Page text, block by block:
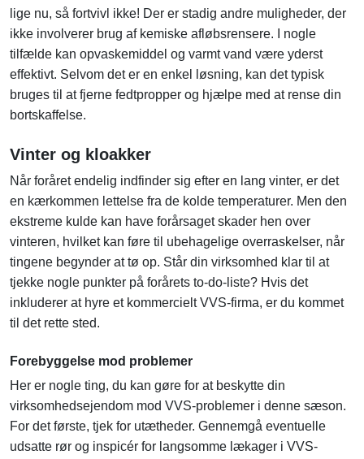
lige nu, så fortvivl ikke! Der er stadig andre muligheder, der
ikke involverer brug af kemiske afløbsrensere. I nogle
tilfælde kan opvaskemiddel og varmt vand være yderst
effektivt. Selvom det er en enkel løsning, kan det typisk
bruges til at fjerne fedtpropper og hjælpe med at rense din
bortskaffelse.
Vinter og kloakker
Når foråret endelig indfinder sig efter en lang vinter, er det
en kærkommen lettelse fra de kolde temperaturer. Men den
ekstreme kulde kan have forårsaget skader hen over
vinteren, hvilket kan føre til ubehagelige overraskelser, når
tingene begynder at tø op. Står din virksomhed klar til at
tjekke nogle punkter på forårets to-do-liste? Hvis det
inkluderer at hyre et kommercielt VVS-firma, er du kommet
til det rette sted.
Forebyggelse mod problemer
Her er nogle ting, du kan gøre for at beskytte din
virksomhedsejendom mod VVS-problemer i denne sæson.
For det første, tjek for utætheder. Gennemgå eventuelle
udsatte rør og inspicér for langsomme lækager i VVS-